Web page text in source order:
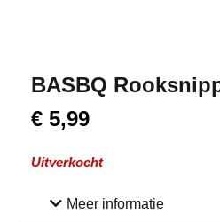
BASBQ
€ 5,99
Uitverkocht
Meer informatie